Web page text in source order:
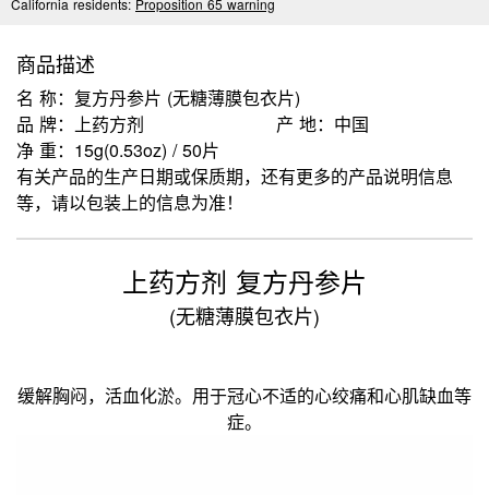
商品描述
名 称：复方丹参片 (无糖薄膜包衣片)
品 牌：上药方剂
产 地：中国
净 重：15g(0.53oz) / 50片
有关产品的生产日期或保质期，还有更多的产品说明信息
等，请以包装上的信息为准！
上药方剂 复方丹参片
(无糖薄膜包衣片)
缓解胸闷，活血化淤。用于冠心不适的心绞痛和心肌缺血等
症。